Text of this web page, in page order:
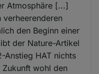
Atmosphäre [...]
den Beginn einer
der Nature-Artikel
Anstieg HAT nichts
wohl den